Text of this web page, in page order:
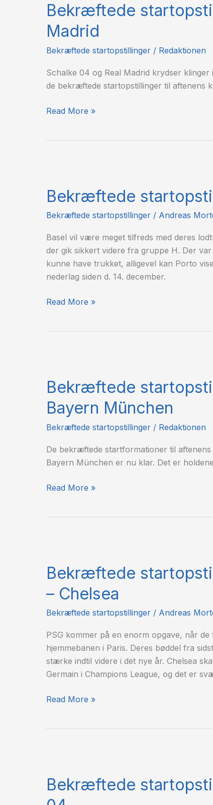
Bekræftede
Madrid
Bekræftede startopstillinger / Redaktionen
Schalke 04 og Real Madrid krydser
de bekræftede startopstillinger til aftenens
Schalke
Real
Read More »
Bekræftede
Bekræftede startopstillinger / Andreas
Basel vil være meget tilfreds med deres
der gik sikkert videre fra gruppe H. Der
kunne have trukket, alligevel kan Porto
nederlag siden d. 14. december.
FC
–
FC
Porto
Read More »
Bekræftede
Bayern München
Bekræftede startopstillinger / Redaktionen
De bekræftede startformationer til
Bayern München er nu klar. Det er
Shakhtar
–
Bayern
Read More »
Bekræftede
– Chelsea
Bekræftede startopstillinger / Andreas
PSG kommer på en enorm opgave, når
hjemmebanen i Paris. Deres bøddel fra
stærke indtil videre i det nye år. Chelsea
Germain i Champions League, og det er
Paris
Germain
–
Read More »
Bekræftede
Maribor